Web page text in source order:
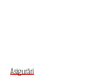
Asigurări